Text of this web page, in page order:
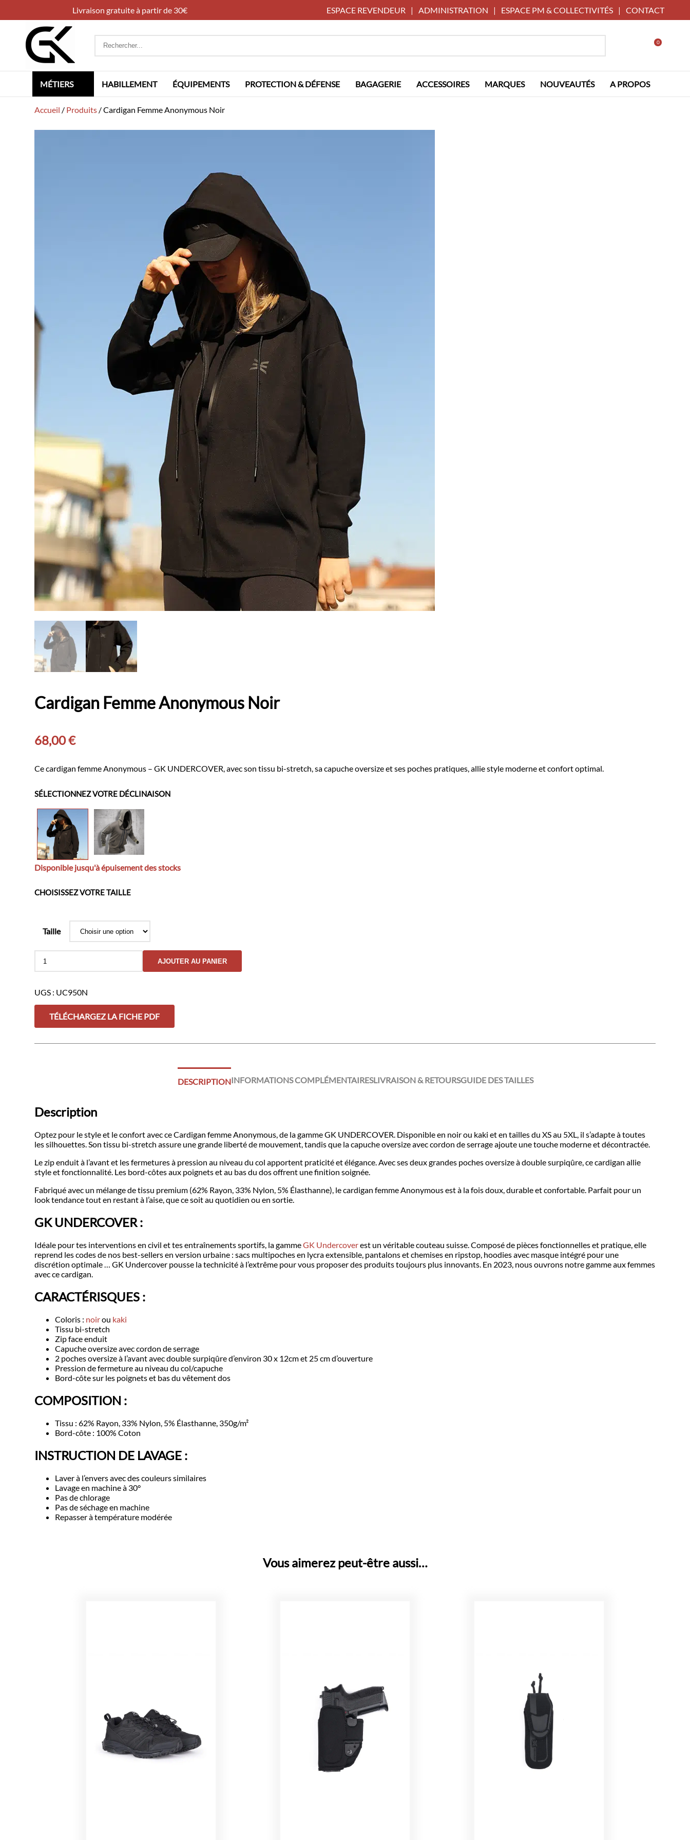
Livraison gratuite à partir de 30€ ESPACE REVENDEUR | ADMINISTRATION | ESPACE PM & COLLECTIVITÉS | CONTACT
Rechercher
0
MÉTIERS HABILLEMENT ÉQUIPEMENTS PROTECTION & DÉFENSE BAGAGERIE ACCESSOIRES MARQUES NOUVEAUTÉS A PROPOS
Accueil / Produits /Cardigan Femme Anonymous Noir
Cardigan Femme Anonymous Noir
68,00€
Ce cardigan femme Anonymous – GK UNDERCOVER, avec son tissu bi-stretch, sa capuche oversize et ses poches pratiques, allie style moderne et confort optimal.
SÉLECTIONNEZ VOTRE DÉCLINAISON
Disponible jusqu'à épuisement des stocks
CHOISISSEZ VOTRE TAILLE
Taille
Cardigan
Anonymous
Noir
AJOUTER AU PANIER
UGS : UC950N
TÉLÉCHARGEZ LA FICHE PDF
DESCRIPTIONINFORMATIONS COMPLÉMENTAIRESLIVRAISON & RETOURSGUIDE DES TAILLES
Description
Optez pour le style et le confort avec ce Cardigan femme Anonymous, de la gamme GK UNDERCOVER. Disponible en noir ou kaki et en tailles du XS au 5XL, il s’adapte à toutes
les silhouettes. Son tissu bi-stretch assure une grande liberté de mouvement, tandis que la capuche oversize avec cordon de serrage ajoute une touche moderne et décontractée.
Le zip enduit à l’avant et les fermetures à pression au niveau du col apportent praticité et élégance. Avec ses deux grandes poches oversize à double surpiqûre, ce cardigan allie
style et fonctionnalité. Les bord-côtes aux poignets et au bas du dos offrent une finition soignée.
Fabriqué avec un mélange de tissu premium (62% Rayon, 33% Nylon, 5% Élasthanne), le cardigan femme Anonymous est à la fois doux, durable et confortable. Parfait pour un
look tendance tout en restant à l’aise, que ce soit au quotidien ou en sortie.
GK UNDERCOVER :
Idéale pour tes interventions en civil et tes entraînements sportifs, la gammeGK Undercoverest un véritable couteau suisse. Composé de pièces fonctionnelles et pratique, elle
reprend les codes de nos best-sellers en version urbaine : sacs multipoches en lycra extensible, pantalons et chemises en ripstop, hoodies avec masque intégré pour une
discrétion optimale … GK Undercover pousse la technicité à l’extrême pour vous proposer des produits toujours plus innovants. En 2023, nous ouvrons notre gamme aux femmes
avec ce cardigan.
CARACTÉRISQUES :
Coloris : noirou kaki
Tissu bi-stretch
Zip face enduit
Capuche oversize avec cordon de serrage
2 poches oversize à l’avant avec double surpiqûre d’environ 30 x 12cm et 25 cm d’ouverture
Pression de fermeture au niveau du col/capuche
Bord-côte sur les poignets et bas du vêtement dos
COMPOSITION :
Tissu : 62% Rayon, 33% Nylon, 5% Élasthanne, 350g/m²
Bord-côte : 100% Coton
INSTRUCTION DE LAVAGE :
Laver à l’envers avec des couleurs similaires
Lavage en machine à 30°
Pas de chlorage
Pas de séchage en machine
Repasser à température modérée
Vous aimerez peut-être aussi…